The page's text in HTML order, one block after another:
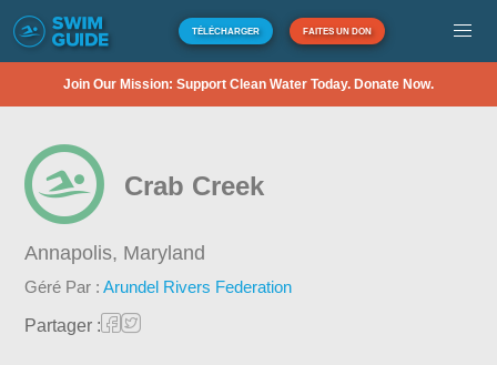
TÉLÉCHARGER FAITES UN DON
Join Our Mission: Support Clean Water Today. Donate Now.
Crab Creek
Annapolis, Maryland
Géré Par :Arundel Rivers Federation
Partager :